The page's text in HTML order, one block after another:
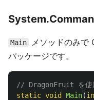
Main
メソッドのみで
パッケージです。
// DragonFruit を使用
static void Main(